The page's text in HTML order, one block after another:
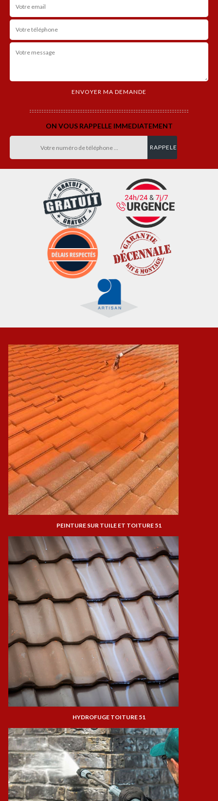
ON VOUS RAPPELLE IMMEDIATEMENT
PEINTURE SUR TUILE ET TOITURE 51
HYDROFUGE TOITURE 51